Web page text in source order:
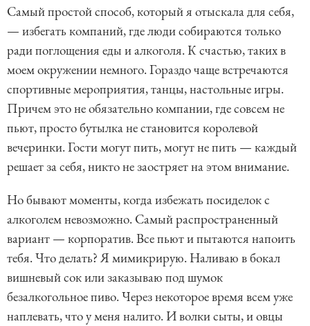
Самый простой способ, который я отыскала для себя,
— избегать компаний, где люди собираются только
ради поглощения еды и алкоголя. К счастью, таких в
моем окружении немного. Гораздо чаще встречаются
спортивные мероприятия, танцы, настольные игры.
Причем это не обязательно компании, где совсем не
пьют, просто бутылка не становится королевой
вечеринки. Гости могут пить, могут не пить — каждый
решает за себя, никто не заостряет на этом внимание.
Но бывают моменты, когда избежать посиделок с
алкоголем невозможно. Самый распространенный
вариант — корпоратив. Все пьют и пытаются напоить
тебя. Что делать? Я мимикрирую. Наливаю в бокал
вишневый сок или заказываю под шумок
безалкогольное пиво. Через некоторое время всем уже
наплевать, что у меня налито. И волки сыты, и овцы